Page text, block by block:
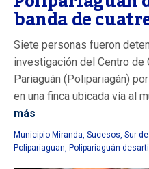
banda de
Siete personas fueron
investigación del Centro de
Pariaguán (Polipariagán)
en una finca ubicada vía al
más
Municipio Miranda Sucesos Sur
Polipariaguan Polipariaguán